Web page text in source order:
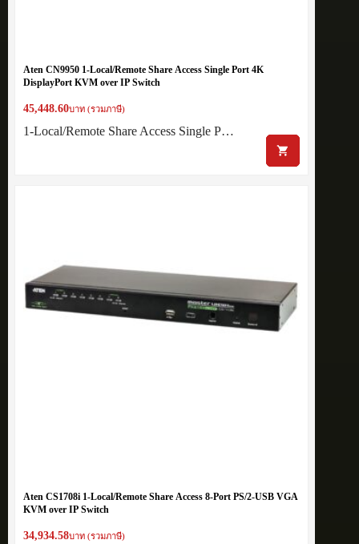
Aten CN9950 1-Local/Remote Share Access Single Port 4K
DisplayPort KVM over IP Switch
45,448.60บาท (รวมภาษี)
1-Local/Remote Share Access Single P…
Aten CS1708i 1-Local/Remote Share Access 8-Port PS/2-USB VGA
KVM over IP Switch
34,934.58บาท (รวมภาษี)